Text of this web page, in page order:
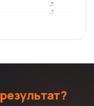
результат?